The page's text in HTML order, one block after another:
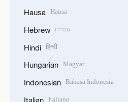
Hausa Hausa
Hebrew עברית
Hindi हिन्दी
Hungarian Magyar
Indonesian Bahasa Indonesia
Italian Italiano